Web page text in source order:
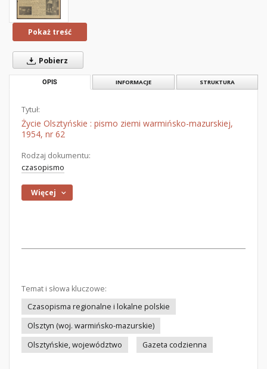
Pokaż treść
Pobierz
OPIS INFORMACJE STRUKTURA
Tytuł:
Życie Olsztyńskie : pismo ziemi warmińsko-mazurskiej,
1954, nr 62
Rodzaj dokumentu:
czasopismo
Więcej
Temat i słowa kluczowe:
Czasopisma regionalne i lokalne polskie
Olsztyn (woj. warmińsko-mazurskie)
Olsztyńskie, województwo
Gazeta codzienna